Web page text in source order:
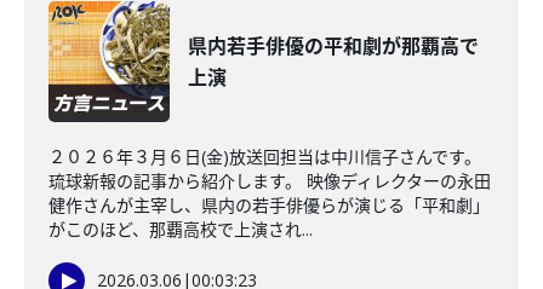
県内若手俳優の平和劇が那覇高で
上演
２０２６年３月６日(金)放送回担当は中川信子さんです。
琉球新報の記事から紹介します。 映像ディレクターの永田
健作さんが主宰し、県内の若手俳優らが演じる「平和劇」
がこのほど、那覇高校で上演され...
2026.03.06 |00:03:23